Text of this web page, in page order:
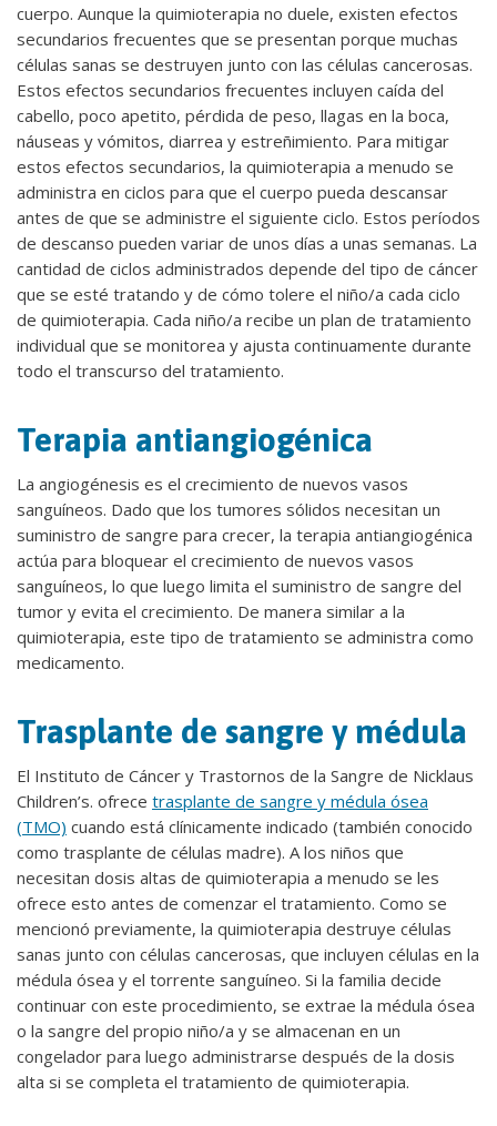
cuerpo. Aunque la quimioterapia no duele, existen efectos
secundarios frecuentes que se presentan porque muchas
células sanas se destruyen junto con las células cancerosas.
Estos efectos secundarios frecuentes incluyen caída del
cabello, poco apetito, pérdida de peso, llagas en la boca,
náuseas y vómitos, diarrea y estreñimiento. Para mitigar
estos efectos secundarios, la quimioterapia a menudo se
administra en ciclos para que el cuerpo pueda descansar
antes de que se administre el siguiente ciclo. Estos períodos
de descanso pueden variar de unos días a unas semanas. La
cantidad de ciclos administrados depende del tipo de cáncer
que se esté tratando y de cómo tolere el niño/a cada ciclo
de quimioterapia. Cada niño/a recibe un plan de tratamiento
individual que se monitorea y ajusta continuamente durante
todo el transcurso del tratamiento.
Terapia antiangiogénica
La angiogénesis es el crecimiento de nuevos vasos
sanguíneos. Dado que los tumores sólidos necesitan un
suministro de sangre para crecer, la terapia antiangiogénica
actúa para bloquear el crecimiento de nuevos vasos
sanguíneos, lo que luego limita el suministro de sangre del
tumor y evita el crecimiento. De manera similar a la
quimioterapia, este tipo de tratamiento se administra como
medicamento.
Trasplante de sangre y médula
El Instituto de Cáncer y Trastornos de la Sangre de Nicklaus
Children’s. ofrece trasplante de sangre y médula ósea
(TMO) cuando está clínicamente indicado (también conocido
como trasplante de células madre). A los niños que
necesitan dosis altas de quimioterapia a menudo se les
ofrece esto antes de comenzar el tratamiento. Como se
mencionó previamente, la quimioterapia destruye células
sanas junto con células cancerosas, que incluyen células en la
médula ósea y el torrente sanguíneo. Si la familia decide
continuar con este procedimiento, se extrae la médula ósea
o la sangre del propio niño/a y se almacenan en un
congelador para luego administrarse después de la dosis
alta si se completa el tratamiento de quimioterapia.